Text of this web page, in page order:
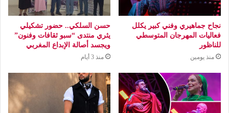
نجاح جماهيري وفني كبير يكلل
فعاليات المهرجان المتوسطي
للناظور
منذ يومين
حسن السلكي.. حضور تشكيلي
يثري منتدى “سبو ثقافات وفنون”
ويجسد أصالة الإبداع المغربي
منذ 3 أيام